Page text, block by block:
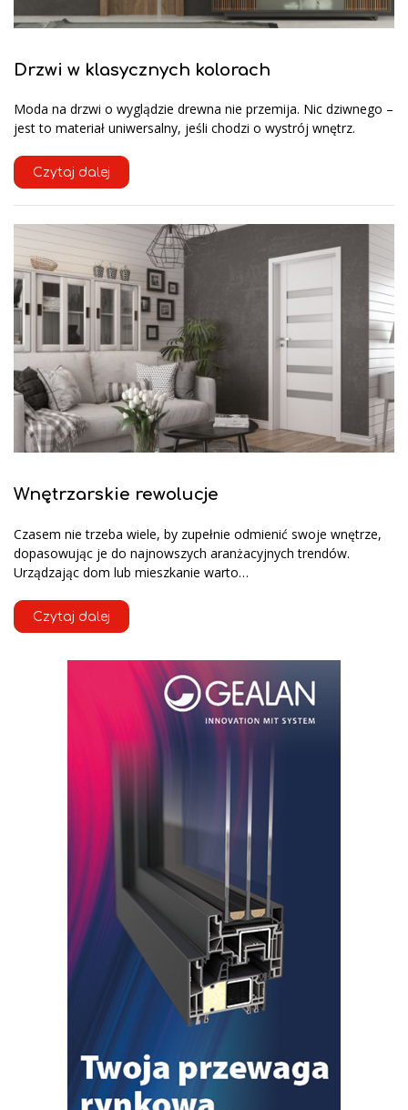
Drzwi w klasycznych kolorach
Moda na drzwi o wyglądzie drewna nie przemija. Nic dziwnego –
jest to materiał uniwersalny, jeśli chodzi o wystrój wnętrz.
Czytaj dalej
Wnętrzarskie rewolucje
Czasem nie trzeba wiele, by zupełnie odmienić swoje wnętrze,
dopasowując je do najnowszych aranżacyjnych trendów.
Urządzając dom lub mieszkanie warto…
Czytaj dalej